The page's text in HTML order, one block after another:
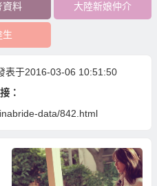
資料 大陸新娘仲介
生
表于2016-03-06 10:51:50
：
data/842.html